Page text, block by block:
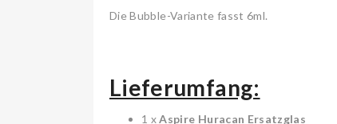
Die Bubble-Variante fasst 6ml.
Lieferumfang:
1 xAspire Huracan Ersatzglas